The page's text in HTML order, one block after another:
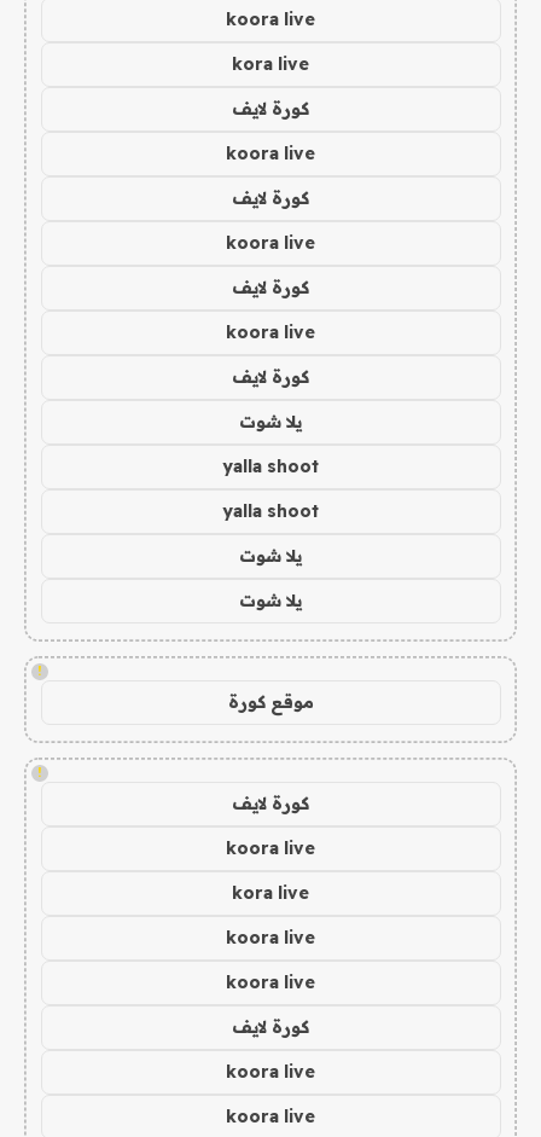
koora live
kora live
كورة لايف
koora live
كورة لايف
koora live
كورة لايف
koora live
كورة لايف
يلا شوت
yalla shoot
yalla shoot
يلا شوت
يلا شوت
!
موقع كورة
!
كورة لايف
koora live
kora live
koora live
koora live
كورة لايف
koora live
koora live